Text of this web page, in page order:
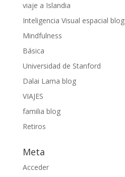
viaje a Islandia
Inteligencia Visual espacial blog
Mindfulness
Básica
Universidad de Stanford
Dalai Lama blog
VIAJES
familia blog
Retiros
Meta
Acceder